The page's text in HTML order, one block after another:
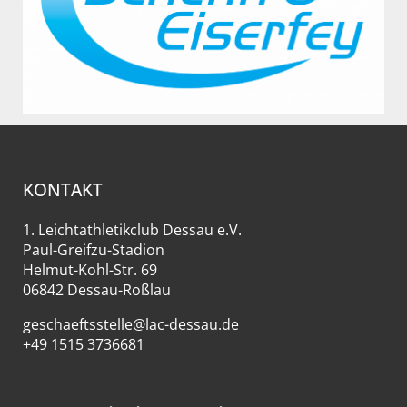
KONTAKT
1. Leichtathletikclub Dessau e.V.
Paul-Greifzu-Stadion
Helmut-Kohl-Str. 69
06842 Dessau-Roßlau
geschaeftsstelle@lac-dessau.de
+49 1515 3736681